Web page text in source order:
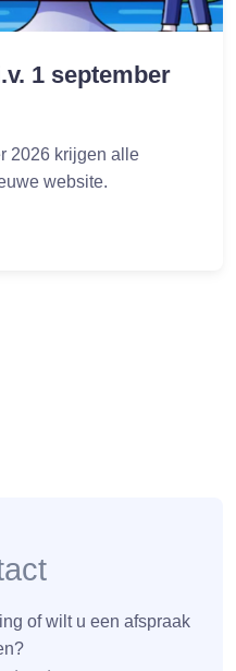
1 september
2026 krijgen alle
website.
of wilt u een afspraak